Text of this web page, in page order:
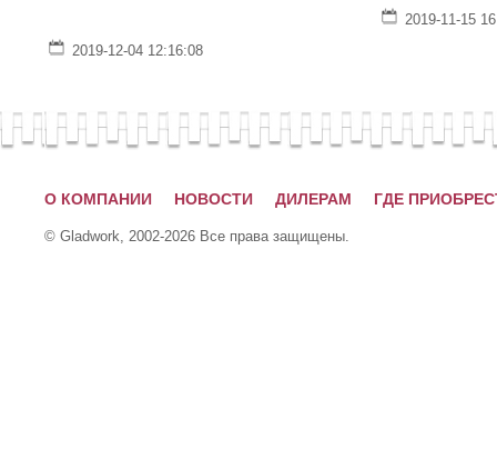
2019-12-04 12:16:08
2019-11-15
О КОМПАНИИ НОВОСТИ ДИЛЕРАМ ГДЕ
© Gladwork, 2002-2026 Все права защищены.